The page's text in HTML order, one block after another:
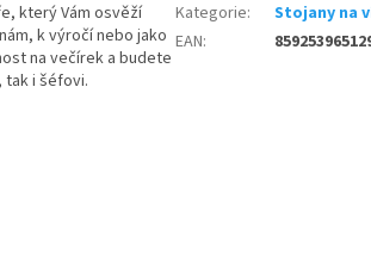
který Vám osvěží
k výročí nebo jako
na večírek a budete
tak i šéfovi.
Kategorie:
Stojany na
EAN: